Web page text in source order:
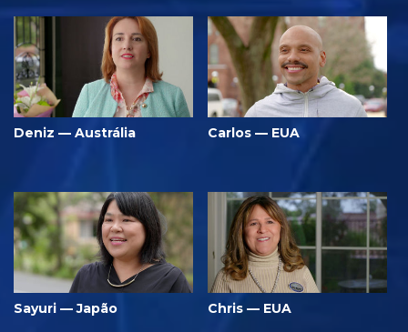
Deniz — Austrália Carlos — EUA
Sayuri — Japão Chris — EUA